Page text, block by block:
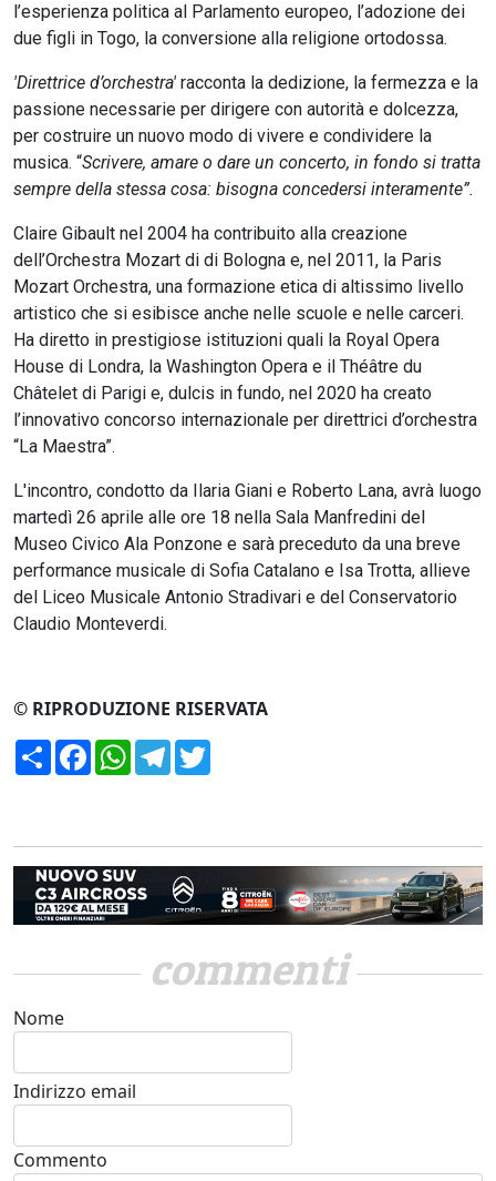
l’esperienza politica al Parlamento europeo, l’adozione dei
due figli in Togo, la conversione alla religione ortodossa.
'Direttrice d’orchestra' racconta la dedizione, la fermezza e la
passione necessarie per dirigere con autorità e dolcezza,
per costruire un nuovo modo di vivere e condividere la
musica. “Scrivere, amare o dare un concerto, in fondo si tratta
sempre della stessa cosa: bisogna concedersi interamente”.
Claire Gibault nel 2004 ha contribuito alla creazione
dell’Orchestra Mozart di di Bologna e, nel 2011, la Paris
Mozart Orchestra, una formazione etica di altissimo livello
artistico che si esibisce anche nelle scuole e nelle carceri.
Ha diretto in prestigiose istituzioni quali la Royal Opera
House di Londra, la Washington Opera e il Théâtre du
Châtelet di Parigi e, dulcis in fundo, nel 2020 ha creato
l’innovativo concorso internazionale per direttrici d’orchestra
“La Maestra”.
L'incontro, condotto da Ilaria Giani e Roberto Lana, avrà luogo
martedì 26 aprile alle ore 18 nella Sala Manfredini del
Museo Civico Ala Ponzone e sarà preceduto da una breve
performance musicale di Sofia Catalano e Isa Trotta, allieve
del Liceo Musicale Antonio Stradivari e del Conservatorio
Claudio Monteverdi.
© RIPRODUZIONE RISERVATA
CondividiFacebookWhatsApp
Telegram
commenti
Nome
Indirizzo email
Commento